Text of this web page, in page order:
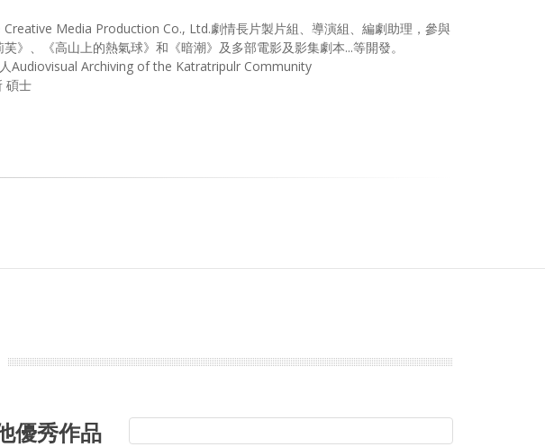
Media Production Co., Ltd.劇情長片製片組、導演組、編劇助理，參與
》、《高山上的熱氣球》和《暗潮》及多部電影及影集劇本...等開發。
Audiovisual Archiving of the Katratripulr Community
碩士
優秀作品